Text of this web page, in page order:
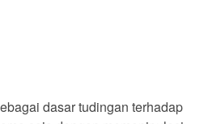
dasar tudingan terhadap